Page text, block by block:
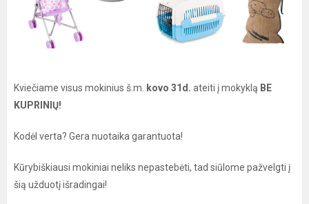
Kviečiame visus mokinius š.m. kovo 31d. ateiti į mokyklą BE
KUPRINIŲ!
Kodėl verta? Gera nuotaika garantuota!
Kūrybiškiausi mokiniai neliks nepastebėti, tad siūlome pažvelgti į
šią užduotį išradingai!